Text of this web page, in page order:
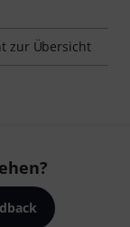
zur Übersicht